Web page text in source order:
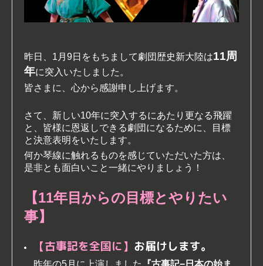
昨日、1月9日をもちまして劇団歴史新大陸は11周
年に突入いたしました。
皆さまに、心から感謝申し上げます。
さて、 新しい10年に突入するにあたり更なる飛躍
と、皆様に恩返しできる劇団になるために、目標
と決意表明をいたします。
何か琴線に触れるものを感じていただいた方は、
是非とも面白いこと一緒にやりましょう！
【11年目からの目標とやりたい
事】
【古事記を全国に】 お届けします。
昨年の5月に上演しました
『古事記−日本の始ま